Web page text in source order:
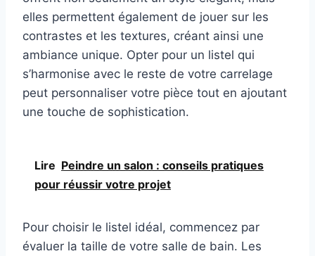
elles permettent également de jouer sur les
contrastes et les textures, créant ainsi une
ambiance unique. Opter pour un listel qui
s’harmonise avec le reste de votre carrelage
peut personnaliser votre pièce tout en ajoutant
une touche de sophistication.
Lire Peindre un salon : conseils pratiques
pour réussir votre projet
Pour choisir le listel idéal, commencez par
évaluer la taille de votre salle de bain. Les